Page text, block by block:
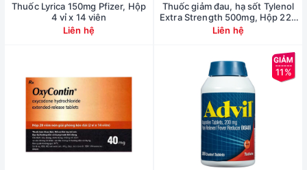
Thuốc Lyrica 150mg Pfizer, Hộp
4 vỉ x 14 viên
Liên hệ
Thuốc giảm đau, hạ sốt Tylenol
Extra Strength 500mg, Hộp 225
viên
Liên hệ
11%